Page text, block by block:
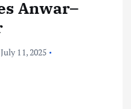
Anwar–
July 11, 2025